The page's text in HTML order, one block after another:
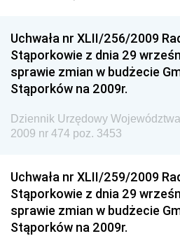
Chemicznego i Lekkiego
Dziennik Urzędowy
Gospodarki Żywnościowej
Społecznej
Dziennik Urzędowy Ministra
Dziennik Urzędowy Ministra
Budownictwa
Dziennik Urzędowy Ministra
Uchwała nr XLII/256/2009
Stąporkowie z dnia 29
sprawie zmian w budżecie
Stąporków na 2009r.
Dziennik Urzędowy
2009 nr 474 poz. 3453
Uchwała nr XLII/259/2009
Stąporkowie z dnia 29
sprawie zmian w budżecie
Stąporków na 2009r.